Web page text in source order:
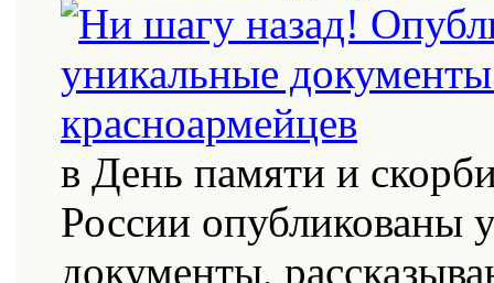
в День памяти и
России опубликованы
документы,